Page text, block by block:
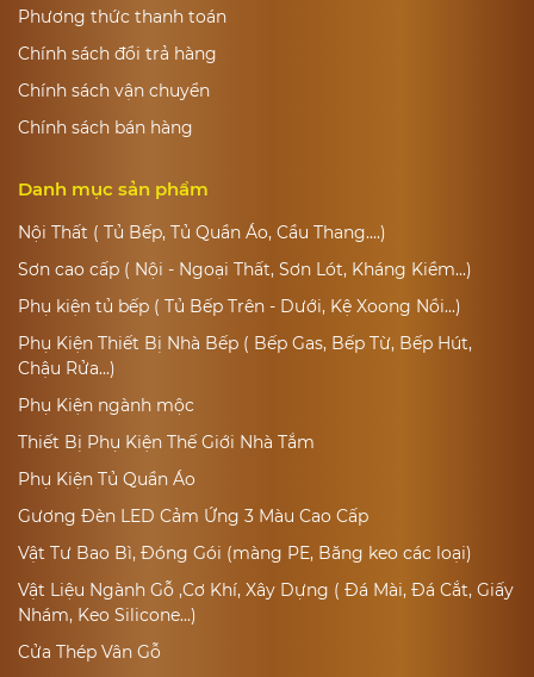
Phương thức thanh toán
Chính sách đổi trả hàng
Chính sách vận chuyển
Chính sách bán hàng
Danh mục sản phẩm
Nội Thất ( Tủ Bếp, Tủ Quần Áo, Cầu Thang....)
Sơn cao cấp ( Nội - Ngoại Thất, Sơn Lót, Kháng Kiềm...)
Phụ kiện tủ bếp ( Tủ Bếp Trên - Dưới, Kệ Xoong Nồi...)
Phụ Kiện Thiết Bị Nhà Bếp ( Bếp Gas, Bếp Từ, Bếp Hút,
Chậu Rửa...)
Phụ Kiện ngành mộc
Thiết Bị Phụ Kiện Thế Giới Nhà Tắm
Phụ Kiện Tủ Quần Áo
Gương Đèn LED Cảm Ứng 3 Màu Cao Cấp
Vật Tư Bao Bì, Đóng Gói (màng PE, Băng keo các loại)
Vật Liệu Ngành Gỗ ,Cơ Khí, Xây Dựng ( Đá Mài, Đá Cắt, Giấy
Nhám, Keo Silicone...)
Cửa Thép Vân Gỗ